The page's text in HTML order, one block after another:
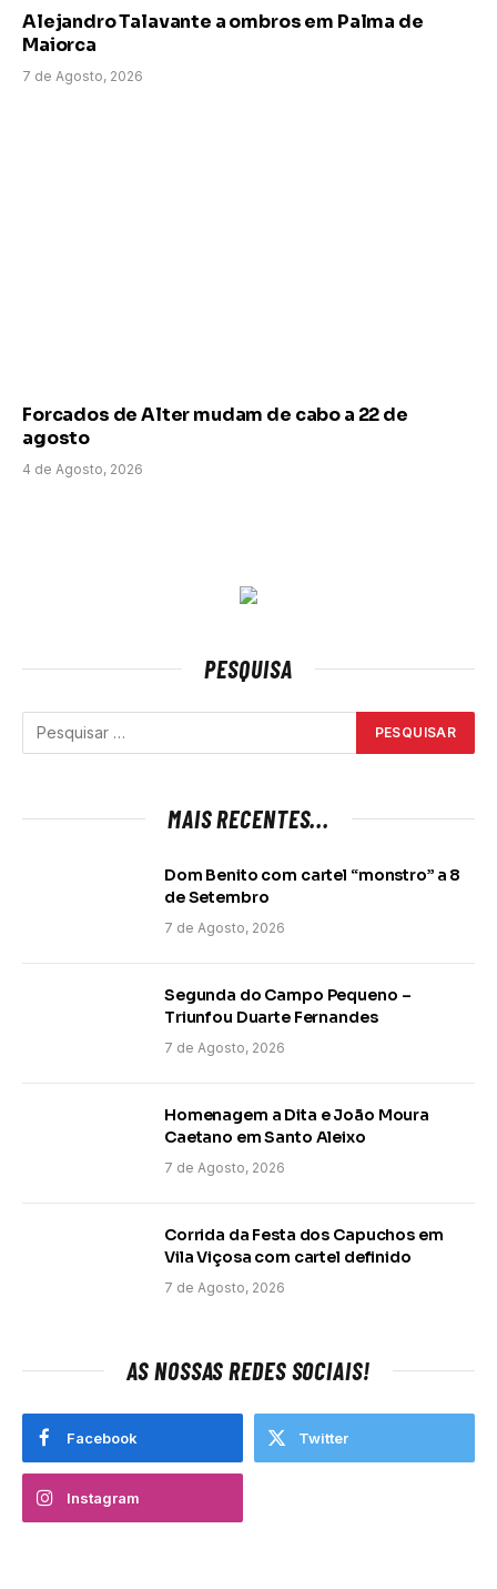
Alejandro Talavante a ombros em Palma de
Maiorca
7 de Agosto, 2026
Forcados de Alter mudam de cabo a 22 de
agosto
4 de Agosto, 2026
PESQUISA
MAIS RECENTES...
Dom Benito com cartel “monstro” a 8
de Setembro
7 de Agosto, 2026
Segunda do Campo Pequeno –
Triunfou Duarte Fernandes
7 de Agosto, 2026
Homenagem a Dita e João Moura
Caetano em Santo Aleixo
7 de Agosto, 2026
Corrida da Festa dos Capuchos em
Vila Viçosa com cartel definido
7 de Agosto, 2026
AS NOSSAS REDES SOCIAIS!
Facebook Twitter
Instagram